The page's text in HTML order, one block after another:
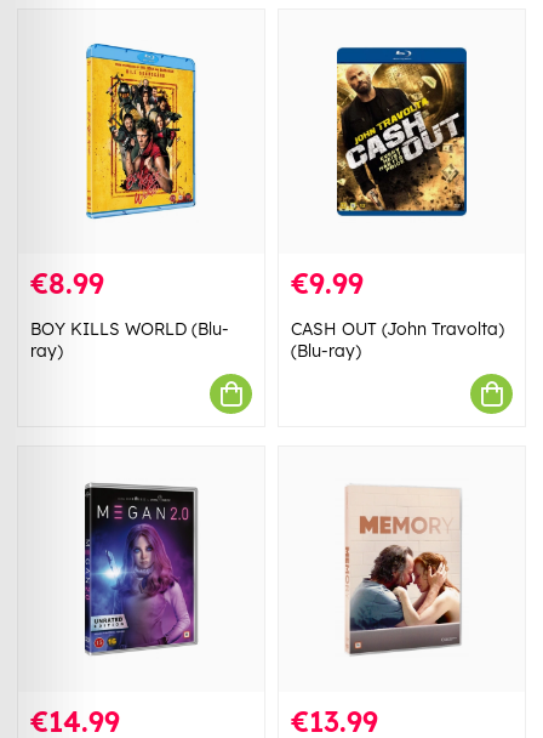
€8.99
BOY KILLS WORLD (Blu-
ray)
€9.99
CASH OUT (John Travolta)
(Blu-ray)
€14.99 €13.99